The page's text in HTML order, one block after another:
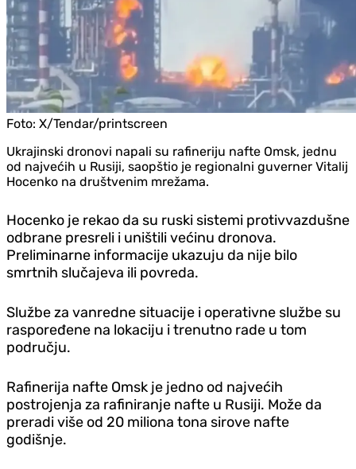
Foto: X/Tendar/printscreen
Ukrajinski dronovi napali su rafineriju nafte Omsk, jednu
od najvećih u Rusiji, saopštio je regionalni guverner Vitalij
Hocenko na društvenim mrežama.
Hocenko je rekao da su ruski sistemi protivvazdušne
odbrane presreli i uništili većinu dronova.
Preliminarne informacije ukazuju da nije bilo
smrtnih slučajeva ili povreda.
Službe za vanredne situacije i operativne službe su
raspoređene na lokaciju i trenutno rade u tom
području.
Rafinerija nafte Omsk je jedno od najvećih
postrojenja za rafiniranje nafte u Rusiji. Može da
preradi više od 20 miliona tona sirove nafte
godišnje.